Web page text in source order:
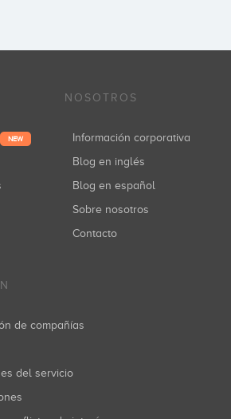
NEW
NOSOTROS
Información corporativa
Blog en inglés
Blog en español
Sobre nosotros
Contacto
de compañías
del servicio